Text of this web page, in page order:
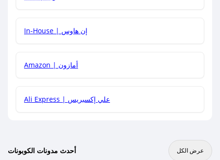
In-House | إن هاوس
Amazon | أمازون
Ali Express | علي إكسبريس
أحدث مدونات الكوبونات عرض الكل